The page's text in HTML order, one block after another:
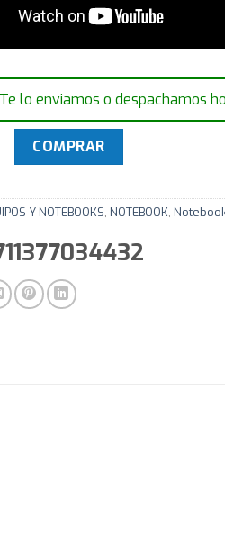
Te lo enviamos o despachamos
Asus TUF Dash FX517ZR
COMPRAR
Y NOTEBOOKS, NOTEBOOK,